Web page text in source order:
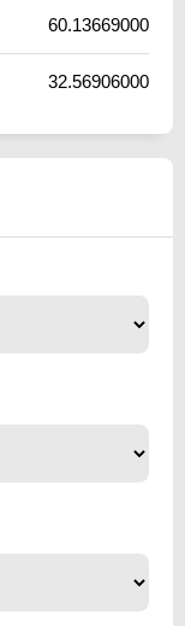
60.13669000
32.56906000